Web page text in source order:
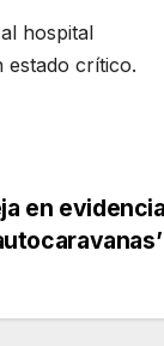
hospital
estado crítico.
en